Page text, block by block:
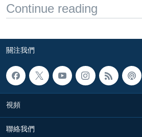
Continue reading
關注我們
視頻
聯絡我們